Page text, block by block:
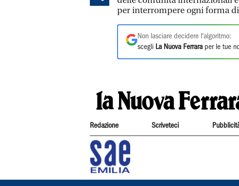
per interrompere ogni forma
Non lasciare decidere l'algoritmo:
scegli La Nuova Ferrara per le tue
Redazione Scriveteci